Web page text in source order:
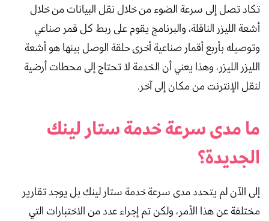
تكاد تصل إلى سرعة الضوء من خلال نقل البيانات من خلال
أشعة الليزر الناقلة، والبرنامج يقوم على ربط كل قمر صناعي
وتوصيله بأربع أقمار صناعية أخرى حلقة الوصل بينها هو أشعة
الليزر الليزر، وهذا يعني أن الخدمة لا تحتاج إلى محطات أرضية
لنقل الإنترنت من مكان إلى آخر.
ما مدى سرعة خدمة ستار لينك
الجديدة؟
إلى الآن لم يتحدد مدى سرعة خدمة ستار لينك بل يوجد تقارير
مختلفة عن هذا الأمر، ولكن تم إجراء عدد من الاختبارات التي